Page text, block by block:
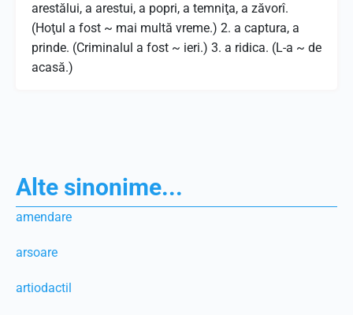
arestălui, a arestui, a popri, a temniţa, a zăvorî.
(Hoţul a fost ~ mai multă vreme.) 2. a captura, a
prinde. (Criminalul a fost ~ ieri.) 3. a ridica. (L-a ~ de
acasă.)
Alte sinonime...
amendare
arsoare
artiodactil